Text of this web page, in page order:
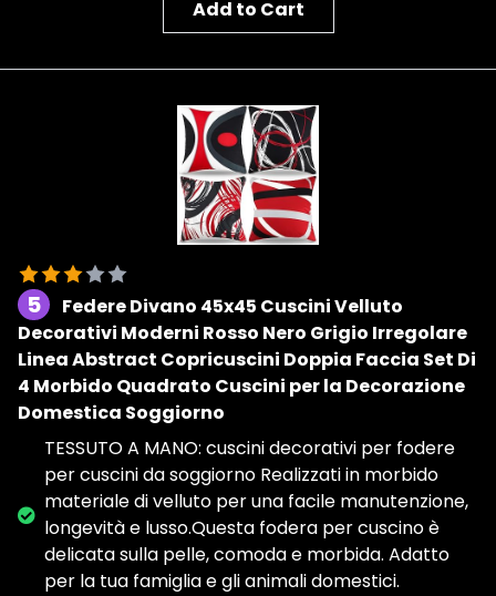
Add to Cart
5
Federe Divano 45x45 Cuscini Velluto
Decorativi Moderni Rosso Nero Grigio Irregolare
Linea Abstract Copricuscini Doppia Faccia Set Di
4 Morbido Quadrato Cuscini per la Decorazione
Domestica Soggiorno
TESSUTO A MANO: cuscini decorativi per fodere
per cuscini da soggiorno Realizzati in morbido
materiale di velluto per una facile manutenzione,
longevità e lusso.Questa fodera per cuscino è
delicata sulla pelle, comoda e morbida. Adatto
per la tua famiglia e gli animali domestici.